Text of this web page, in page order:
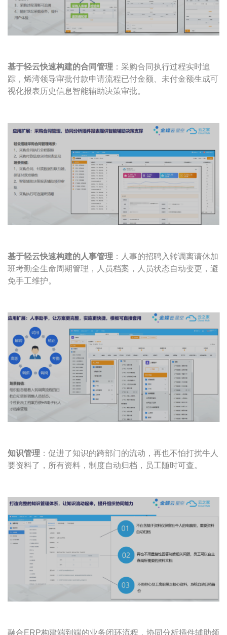
基于轻云快速构建的合同管理 ：采购合同执行过程实时追
踪，烯湾领导审批付款申请流程已付金额、未付金额生成可
视化报表历史信息智能辅助决策审批。
基于轻云快速构建的人事管理 ：人事的招聘入转调离请休加
班考勤全生命周期管理，人员档案，人员状态自动变更，避
免手工维护。
知识管理 ：促进了知识的跨部门的流动，再也不怕打扰牛人
要资料了，所有资料，制度自动归档，员工随时可查。
融合ERP构建端到端的业务闭环流程，协同分析插件辅助领